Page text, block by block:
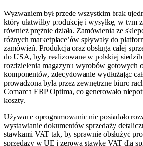
Wyzwaniem był przede wszystkim brak
który ułatwiłby produkcję i wysyłkę, w tym
również prężnie działa. Zamówienia ze
różnych marketplace’ów spływały do
zamówień. Produkcja oraz obsługa całej
do USA, były realizowane w polskiej
rozdzielenia magazynu wyrobów gotowych
komponentów, zdecydowanie wydłużając
prowadzona była przez zewnętrzne biuro
Comarch ERP Optima, co generowało
koszty.
Używane oprogramowanie nie posiadało
wystawianie dokumentów sprzedaży
stawkami VAT tak, by sprawnie obsłużyć
sprzedaży w UE i zerową stawkę VAT dla